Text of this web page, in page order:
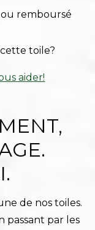
remboursé
toile?
aider!
de nos toiles.
passant par les